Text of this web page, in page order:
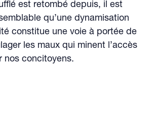
est retombé depuis, il est
qu’une dynamisation
constitue une voie à portée de
les maux qui minent l’accès
nos concitoyens.